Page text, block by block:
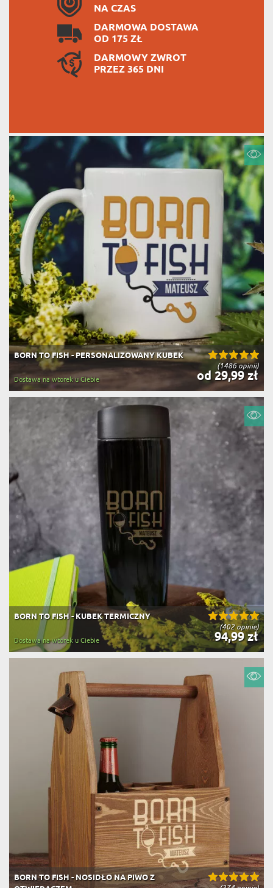
NA CZAS
DARMOWA DOSTAWA
OD 175 ZŁ
DARMOWY ZWROT
PRZEZ 365 DNI
(1486 opinii)
BORN TO FISH - PERSONALIZOWANY KUBEK
od 29,99 zł
Dostawa na wtorek u Ciebie
(402 opinie)
BORN TO FISH - KUBEK TERMICZNY
94,99 zł
Dostawa na wtorek u Ciebie
BORN TO FISH - NOSIDŁO NA PIWO Z